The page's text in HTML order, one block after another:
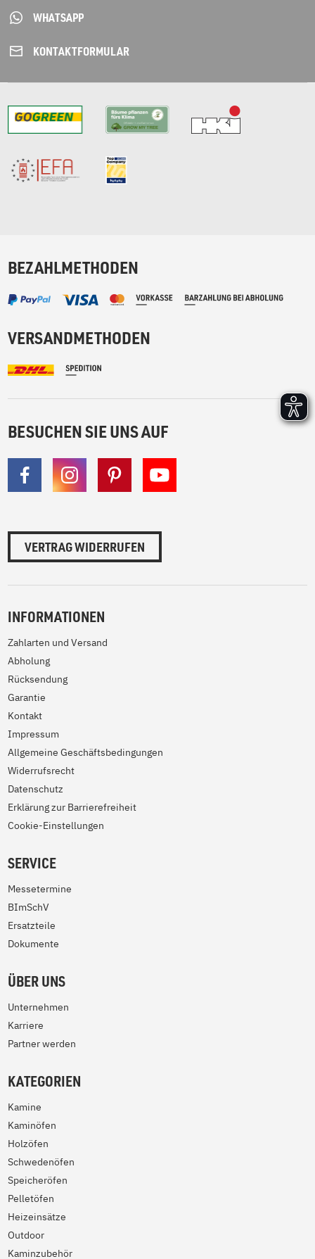
WHATSAPP
KONTAKT­FORMULAR
BEZAHLMETHODEN
VERSANDMETHODEN
BESUCHEN SIE UNS AUF
VERTRAG WIDERRUFEN
INFORMATIONEN
Zahlarten und Versand
Abholung
Rücksendung
Garantie
Kontakt
Impressum
Allgemeine Geschäftsbedingungen
Widerrufsrecht
Datenschutz
Erklärung zur Barrierefreiheit
Cookie-Einstellungen
SERVICE
Messetermine
BImSchV
Ersatzteile
Dokumente
ÜBER UNS
Unternehmen
Karriere
Partner werden
KATEGORIEN
Kamine
Kaminöfen
Holzöfen
Schwedenöfen
Speicheröfen
Pelletöfen
Heizeinsätze
Outdoor
Kaminzubehör